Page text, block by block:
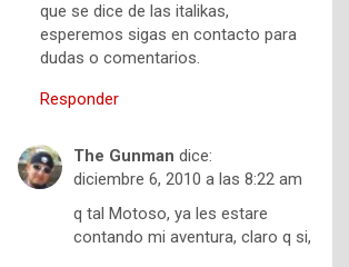
que se dice de las italikas,
esperemos sigas en contacto para
dudas o comentarios.
Responder
The Gunman dice:
diciembre 6, 2010 a las 8:22 am
q tal Motoso, ya les estare
contando mi aventura, claro q si,